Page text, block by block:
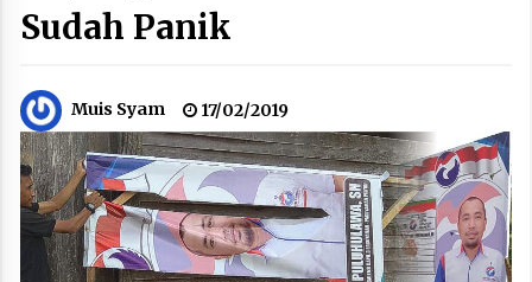
Sudah Panik
Muis Syam 17/02/2019